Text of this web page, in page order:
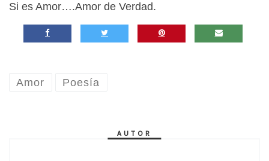
Si es Amor….Amor de Verdad.
Amor Poesía
AUTOR